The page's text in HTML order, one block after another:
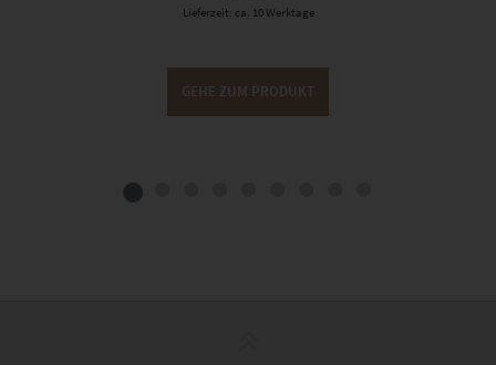
Lieferzeit: ca. 10 Werktage
GEHE ZUM PRODUKT